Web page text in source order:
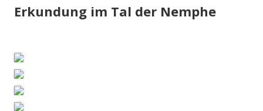
Erkundung im Tal der Nemphe